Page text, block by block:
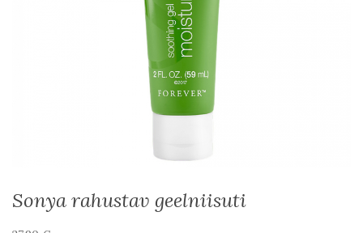
Sonya rahustav geelniisuti